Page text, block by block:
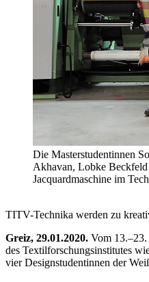
Die Masterstudentinnen
Akhavan, Lobke
Jacquardmaschine im
TITV-Technika werden zu
Greiz, 29.01.2020. Vom
des Textilforschungsinstitutes
vier Designstudentinnen der